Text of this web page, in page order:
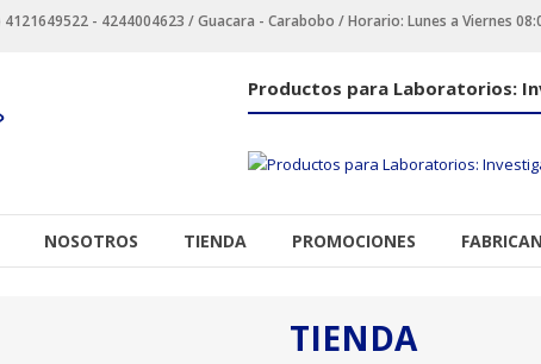
- 4244004623 / Guacara - Carabobo / Horario: Lunes a Viernes
Productos para Laboratorios:
NOSOTROS TIENDA PROMOCIONES
TIENDA